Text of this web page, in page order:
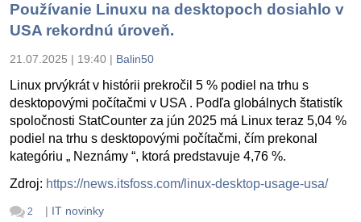
Používanie Linuxu na desktopoch dosiahlo v
USA rekordnú úroveň.
21.07.2025 | 19:40 | Balin50
Linux prvýkrát v histórii prekročil 5 % podiel na trhu s
desktopovými počítačmi v USA . Podľa globálnych štatistík
spoločnosti StatCounter za jún 2025 má Linux teraz 5,04 %
podiel na trhu s desktopovými počítačmi, čím prekonal
kategóriu „ Neznámy “, ktorá predstavuje 4,76 %.
Zdroj: https://news.itsfoss.com/linux-desktop-usage-usa/
2 | IT novinky